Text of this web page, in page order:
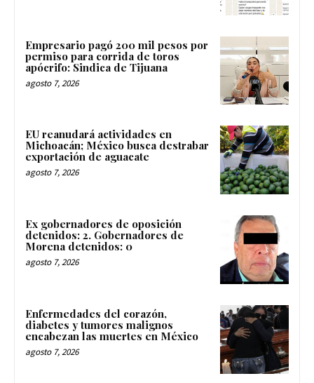
Empresario pagó 200 mil pesos por
permiso para corrida de toros
apócrifo: Sindica de Tijuana
agosto 7, 2026
EU reanudará actividades en
Michoacán; México busca destrabar
exportación de aguacate
agosto 7, 2026
Ex gobernadores de oposición
detenidos: 2. Gobernadores de
Morena detenidos: 0
agosto 7, 2026
Enfermedades del corazón,
diabetes y tumores malignos
encabezan las muertes en México
agosto 7, 2026